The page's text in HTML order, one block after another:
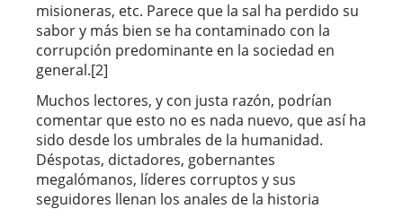
misioneras, etc. Parece que la sal ha perdido su
sabor y más bien se ha contaminado con la
corrupción predominante en la sociedad en
general.[2]
Muchos lectores, y con justa razón, podrían
comentar que esto no es nada nuevo, que así ha
sido desde los umbrales de la humanidad.
Déspotas, dictadores, gobernantes
megalómanos, líderes corruptos y sus
seguidores llenan los anales de la historia